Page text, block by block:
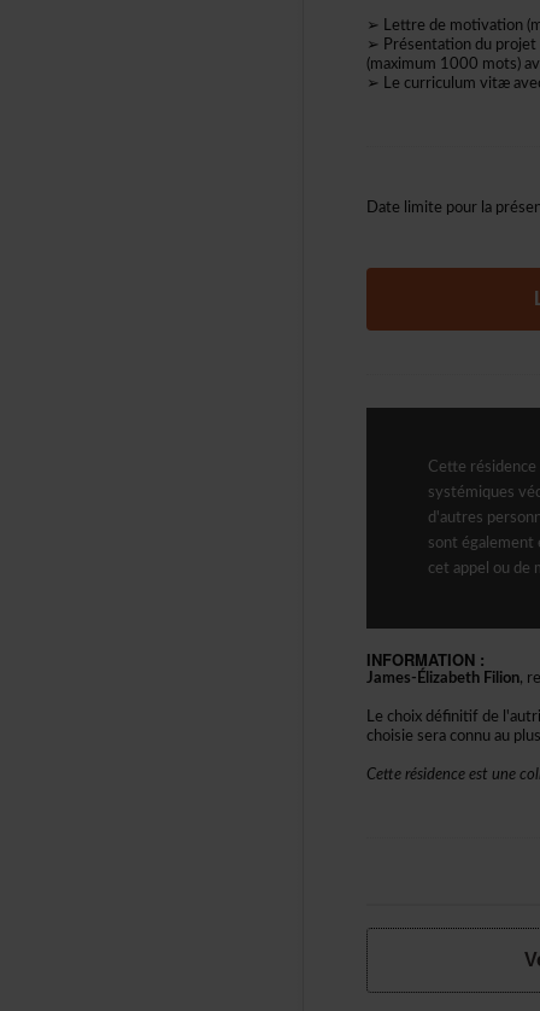
INFORMATION:
James-ÉlizabethFilion